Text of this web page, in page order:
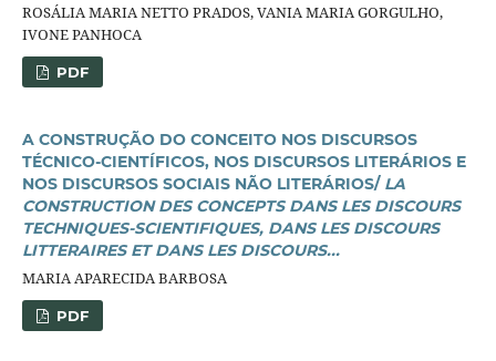
ROSÁLIA MARIA NETTO PRADOS, VANIA MARIA GORGULHO,
IVONE PANHOCA
PDF
A CONSTRUÇÃO DO CONCEITO NOS DISCURSOS
TÉCNICO-CIENTÍFICOS, NOS DISCURSOS LITERÁRIOS E
NOS DISCURSOS SOCIAIS NÃO LITERÁRIOS/LA
CONSTRUCTION DES CONCEPTS DANS LES DISCOURS
TECHNIQUES-SCIENTIFIQUES, DANS LES DISCOURS
LITTERAIRES ET DANS LES DISCOURS...
MARIA APARECIDA BARBOSA
PDF